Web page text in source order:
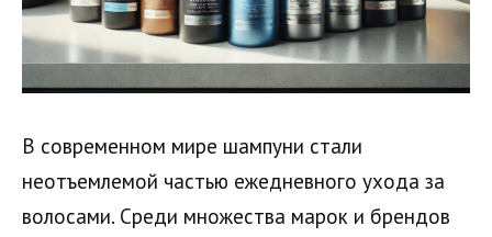
В современном мире шампуни стали
неотъемлемой частью ежедневного ухода за
волосами. Среди множества марок и брендов